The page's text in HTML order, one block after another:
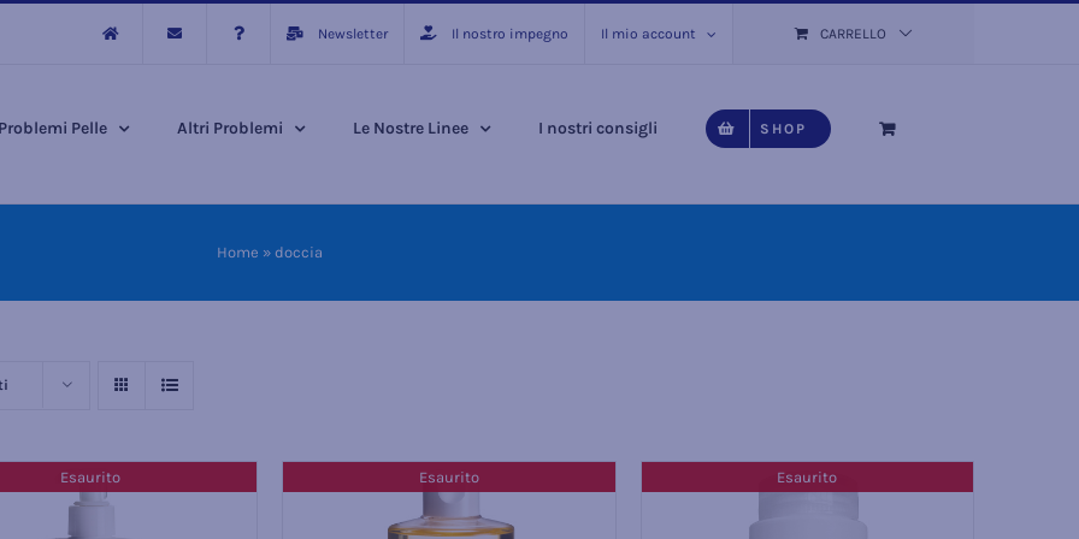
Newsletter Il nostro impegno Il mio account CARRELLO
Problemi Pelle Altri Problemi Le Nostre Linee I nostri consigli SHOP
Home » doccia
Esaurito Esaurito Esaurito